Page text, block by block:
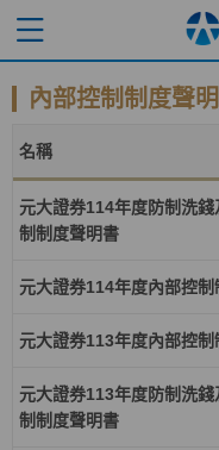
內部控制制度聲
名稱
元大證券114年度防制洗
制制度聲明書
元大證券114年度內部控
元大證券113年度內部控
元大證券113年度防制洗
制制度聲明書